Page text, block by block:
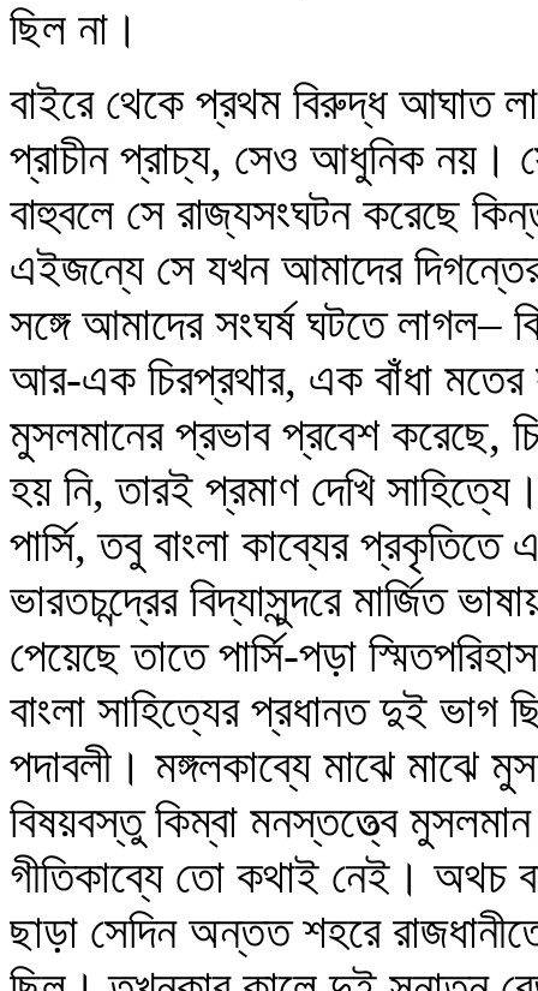
ছিল না।
বাইরে থেকে প্রথম বিরুদ্ধ আঘাত
প্রাচীন প্রাচ্য, সেও আধুনিক নয়।
বাহুবলে সে রাজ্যসংঘটন করেছে
এইজন্যে সে যখন আমাদের
সঙ্গে আমাদের সংঘর্ষ ঘটতে লাগল–
আর-এক চিরপ্রথার, এক বাঁধা মতের
মুসলমানের প্রভাব প্রবেশ করেছে,
হয় নি, তারই প্রমাণ দেখি
পার্সি, তবু বাংলা কাব্যের প্রকৃতিতে
ভারতচন্দ্রের বিদ্যাসুন্দরে মার্জিত
পেয়েছে তাতে পার্সি-পড়া
বাংলা সাহিত্যের প্রধানত দুই
পদাবলী। মঙ্গলকাব্যে মাঝে মাঝে
বিষয়বস্তু কিম্বা মনস্তত্ত্বে
গীতিকাব্যে তো কথাই নেই। অথচ
ছাড়া সেদিন অন্তত শহরে